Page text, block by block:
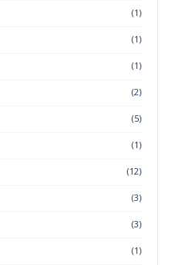
(1)
(1)
(1)
(2)
(5)
(1)
(12)
(3)
(3)
(1)